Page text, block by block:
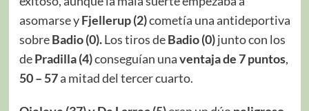
asomarse yFjellerup (2)cometía una antideportiva
sobreBadio (0).Los tiros deBadio (0)junto con los
dePradilla (4)conseguían unaventaja de 7 puntos,
50 – 57a mitad del tercer cuarto.